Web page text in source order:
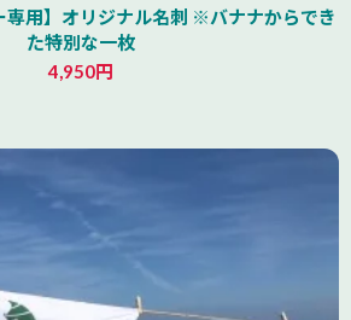
専用】オリジナル名刺 ※バナナからでき
た特別な一枚
4,950円